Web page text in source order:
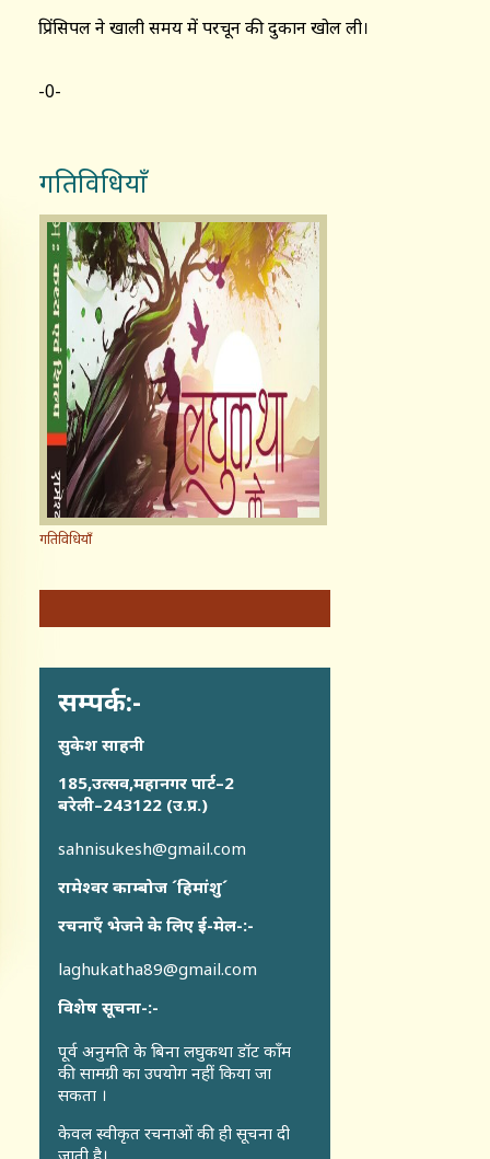
प्रिंसिपल ने खाली समय में परचून की दुकान खोल ली।
-0-
गतिविधियाँ
गतिविधियाँ
सम्पर्क:-
सुकेश साहनी
185,उत्सव,महानगर पार्ट–2
बरेली–243122 (उ.प्र.)
sahnisukesh@gmail.com
रामेश्वर काम्बोज ´हिमांशु´
रचनाएँ भेजने के लिए ई-मेल-:-
laghukatha89@gmail.com
विशेष सूचना-:-
पूर्व अनुमति के बिना लघुकथा डॉट कॉंम
की सामग्री का उपयोग नहीं किया जा
सकता ।
केवल स्वीकृत रचनाओं की ही सूचना दी
जाती है।